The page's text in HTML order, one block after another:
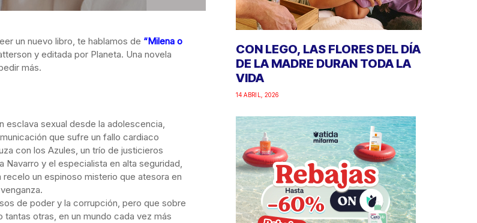
un nuevo libro, te hablamos de “Milena o
y editada por Planeta. Una novela
más.
esclava sexual desde la adolescencia,
que sufre un fallo cardiaco
con los Azules, un trío de justicieros
y el especialista en alta seguridad,
un espinoso misterio que atesora en
de poder y la corrupción, pero que sobre
otras, en un mundo cada vez más
CON LEGO, LAS FLORES DEL DÍA
DE LA MADRE DURAN TODA LA
VIDA
14 ABRIL, 2026